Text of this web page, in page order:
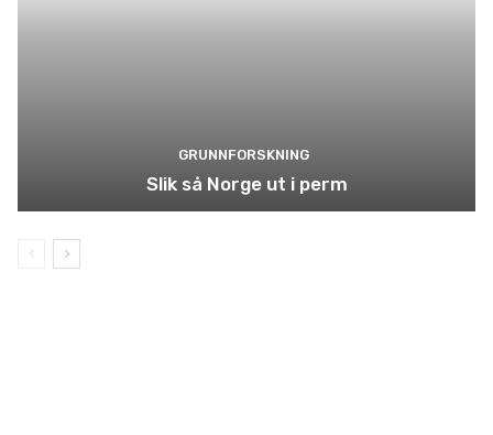
GRUNNFORSKNING
Slik så Norge ut i perm